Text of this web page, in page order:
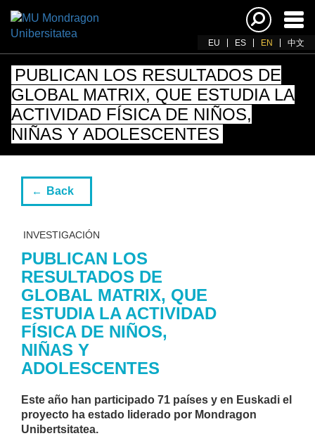
EU ES EN 中文
PUBLICAN LOS RESULTADOS DE
GLOBAL MATRIX, QUE ESTUDIA LA
ACTIVIDAD FÍSICA DE NIÑOS,
NIÑAS Y ADOLESCENTES
Back
INVESTIGACIÓN
PUBLICAN LOS
RESULTADOS DE
GLOBAL MATRIX, QUE
ESTUDIA LA ACTIVIDAD
FÍSICA DE NIÑOS,
NIÑAS Y
ADOLESCENTES
Este año han participado 71 países y en Euskadi el
proyecto ha estado liderado por Mondragon
Unibertsitatea.